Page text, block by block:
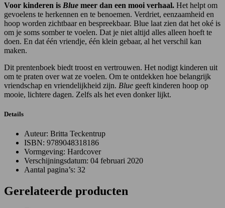
Voor kinderen is Blue meer dan een mooi verhaal. Het helpt om
gevoelens te herkennen en te benoemen. Verdriet, eenzaamheid en
hoop worden zichtbaar en bespreekbaar. Blue laat zien dat het oké is
om je soms somber te voelen. Dat je niet altijd alles alleen hoeft te
doen. En dat één vriendje, één klein gebaar, al het verschil kan
maken.
Dit prentenboek biedt troost en vertrouwen. Het nodigt kinderen uit
om te praten over wat ze voelen. Om te ontdekken hoe belangrijk
vriendschap en vriendelijkheid zijn. Blue geeft kinderen hoop op
mooie, lichtere dagen. Zelfs als het even donker lijkt.
Details
Auteur: Britta Teckentrup
ISBN: 9789048318186
Vormgeving: Hardcover
Verschijningsdatum: 04 februari 2020
Aantal pagina’s: 32
Gerelateerde producten